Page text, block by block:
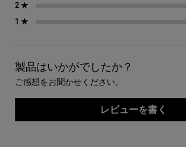
2 ★
1 ★
製品はいかがでしたか？
ご感想をお聞かせください。
レビューを書く